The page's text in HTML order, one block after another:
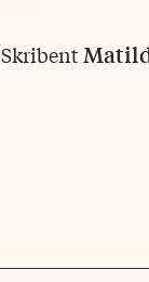
Skribent